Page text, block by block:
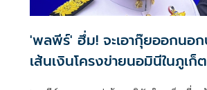
'พลพีร์' ฮึ่ม! จะเอากุ๊ยออกนอกประเทศ สอบ
เส้นเงินโครงข่ายนอมินีในภูเก็ต